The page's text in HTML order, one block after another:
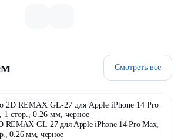
Смотреть все
REMAX GL-27 для Apple iPhone 14 Pro Max,
0.26 мм, черное